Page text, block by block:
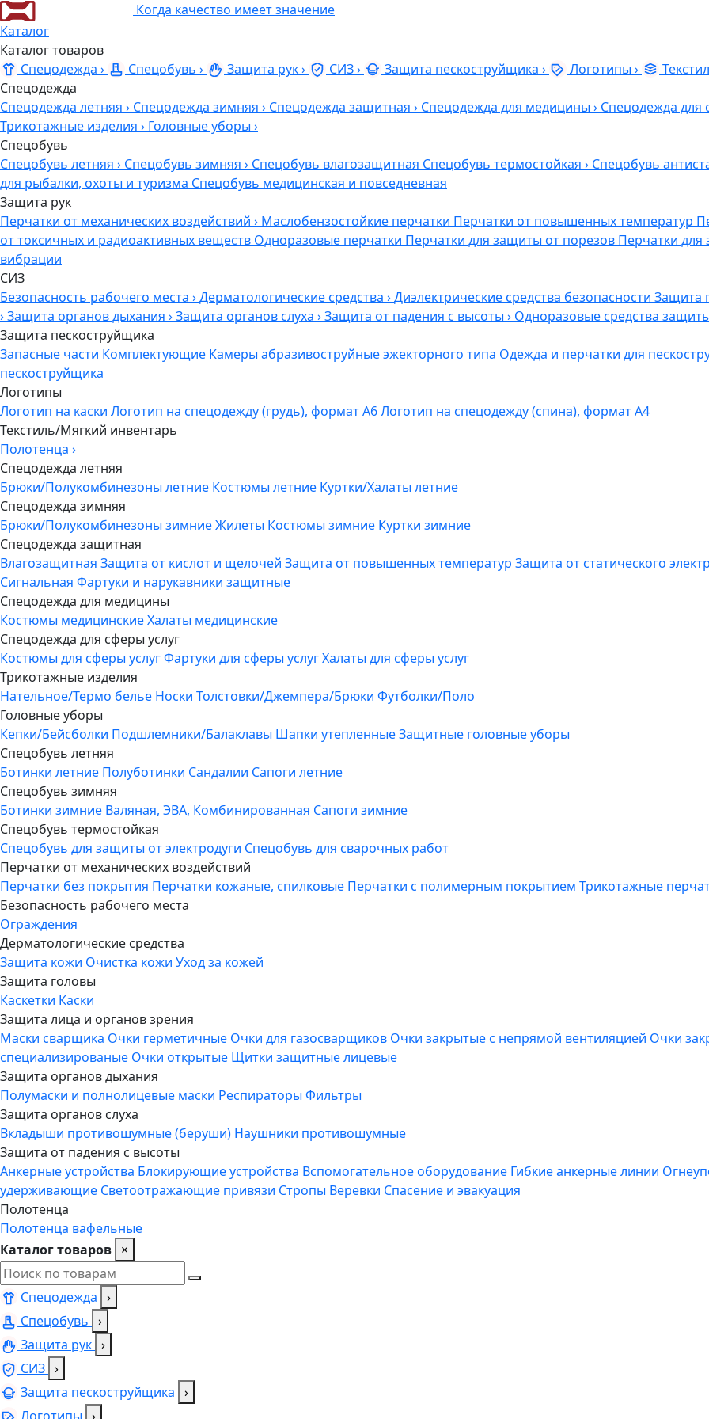
Когда качество имеет значение
Каталог
Каталог товаров
Спецодежда › Спецобувь › Защита рук› СИЗ› Защита пескоструйщика › Логотипы ›
Спецодежда
Спецодежда летняя › Спецодежда зимняя › Спецодежда защитная › Спецодежда для медицины › Спецодежда для
Трикотажные изделия › Головные уборы ›
Спецобувь
Спецобувь летняя › Спецобувь зимняя › Спецобувь влагозащитная Спецобувь термостойкая › Спецобувь
для рыбалки, охоты и туризма Спецобувь медицинская и повседневная
Защита рук
Перчатки от механических воздействий › Маслобензостойкие перчатки Перчатки от повышенных температур
от токсичных и радиоактивных веществ Одноразовые перчатки Перчатки для защиты от порезов Перчатки для
вибрации
СИЗ
Безопасность рабочего места ›Дерматологические средства ›Диэлектрические средства безопасности Защита
›Защита органов дыхания ›Защита органов слуха ›Защита от падения с высоты › Одноразовые средства
Защита пескоструйщика
Запасные части Комплектующие Камеры абразивоструйные эжекторного типа Одежда и перчатки для
пескоструйщика
Логотипы
Логотип на каски Логотип на спецодежду (грудь), формат А6Логотип на спецодежду (спина), формат А4
Текстиль/Мягкий инвентарь
Полотенца ›
Спецодежда летняя
Брюки/Полукомбинезоны летние Костюмы летние Куртки/Халаты летние
Спецодежда зимняя
Брюки/Полукомбинезоны зимниеЖилеты Костюмы зимние Куртки зимние
Спецодежда защитная
Влагозащитная Защита от кислот и щелочей Защита от повышенных температур Защита от статического
Сигнальная Фартуки и нарукавники защитные
Спецодежда для медицины
Костюмы медицинскиеХалаты медицинские
Спецодежда для сферы услуг
Костюмы для сферы услугФартуки для сферы услугХалаты для сферы услуг
Трикотажные изделия
Нательное/Термо белье Носки Толстовки/Джемпера/Брюки Футболки/Поло
Головные уборы
Кепки/Бейсболки Подшлемники/Балаклавы Шапки утепленныеЗащитные головные уборы
Спецобувь летняя
Ботинки летние Полуботинки Сандалии Сапоги летние
Спецобувь зимняя
Ботинки зимние Валяная, ЭВА, Комбинированная Сапоги зимние
Спецобувь термостойкая
Спецобувь для защиты от электродуги Спецобувь для сварочных работ
Перчатки от механических воздействий
Перчатки без покрытия Перчатки кожаные, спилковые Перчатки с полимерным покрытием Трикотажные
Безопасность рабочего места
Ограждения
Дерматологические средства
Защита кожи Очистка кожи Уход за кожей
Защита головы
Каскетки Каски
Защита лица и органов зрения
Маски сварщика Очки герметичные Очки для газосварщиков Очки закрытые с непрямой вентиляцией Очки
специализированые Очки открытые Щитки защитные лицевые
Защита органов дыхания
Полумаски и полнолицевые маски Респираторы Фильтры
Защита органов слуха
Вкладыши противошумные (беруши) Наушники противошумные
Защита от падения с высоты
Анкерные устройства Блокирующие устройства Вспомогательное оборудование Гибкие анкерные линии
удерживающие Светоотражающие привязи Стропы Веревки Спасение и эвакуация
Полотенца
Полотенца вафельные
Каталог товаров ×
Спецодежда ›
Спецобувь ›
Защита рук ›
СИЗ ›
Защита пескоструйщика ›